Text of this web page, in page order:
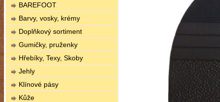
BAREFOOT
Barvy, vosky, krémy
Doplňkový sortiment
Gumičky, pruženky
Hřebíky, Texy, Skoby
Jehly
Klínové pásy
Kůže